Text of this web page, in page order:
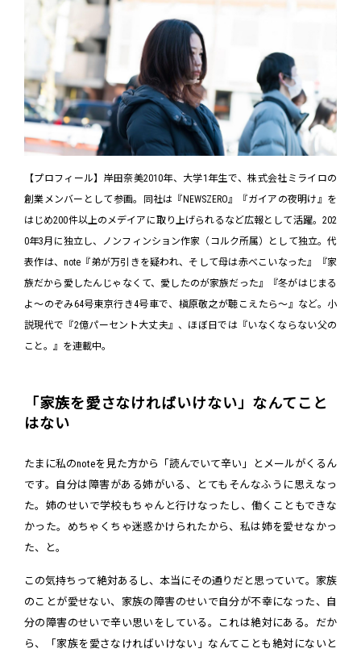
【プロフィール】岸田奈美2010年、大学1年生で、株式会社ミライロの
創業メンバーとして参画。同社は『NEWSZERO』『ガイアの夜明け』を
はじめ200件以上のメデイアに取り上げられるなど広報として活躍。202
0年3月に独立し、ノンフィンション作家（コルク所属）として独立。代
表作は、note『弟が万引きを疑われ、そして母は赤べこいなった』『家
族だから愛したんじゃなくて、愛したのが家族だった』『冬がはじまる
よ～のぞみ64号東京行き4号車で、槇原敬之が聴こえたら～』など。小
説現代で『2億パーセント大丈夫』、ほぼ日では『いなくならない父の
こと。』を連載中。
「家族を愛さなければいけない」なんてこと
はない
たまに私のnoteを見た方から「読んでいて辛い」とメールがくるん
です。自分は障害がある姉がいる、とてもそんなふうに思えなっ
た。姉のせいで学校もちゃんと行けなったし、働くこともできな
かった。めちゃくちゃ迷惑かけられたから、私は姉を愛せなかっ
た、と。
この気持ちって絶対あるし、本当にその通りだと思っていて。家族
のことが愛せない、家族の障害のせいで自分が不幸になった、自
分の障害のせいで辛い思いをしている。これは絶対にある。だか
ら、「家族を愛さなければいけない」なんてことも絶対にないと